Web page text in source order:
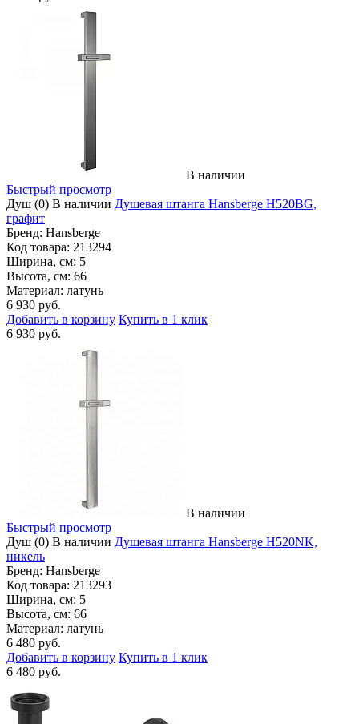
В наличии
Быстрый просмотр
Душ (0) В наличии Душевая штанга Hansberge H520BG,
графит
Бренд: Hansberge
Код товара: 213294
Ширина, см: 5
Высота, см: 66
Материал: латунь
6 930 руб.
Добавить в корзину Купить в 1 клик
6 930 руб.
В наличии
Быстрый просмотр
Душ (0) В наличии Душевая штанга Hansberge H520NK,
никель
Бренд: Hansberge
Код товара: 213293
Ширина, см: 5
Высота, см: 66
Материал: латунь
6 480 руб.
Добавить в корзину Купить в 1 клик
6 480 руб.